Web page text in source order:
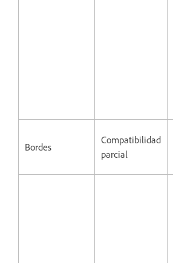
Bordes
Compatibilidad
parcial